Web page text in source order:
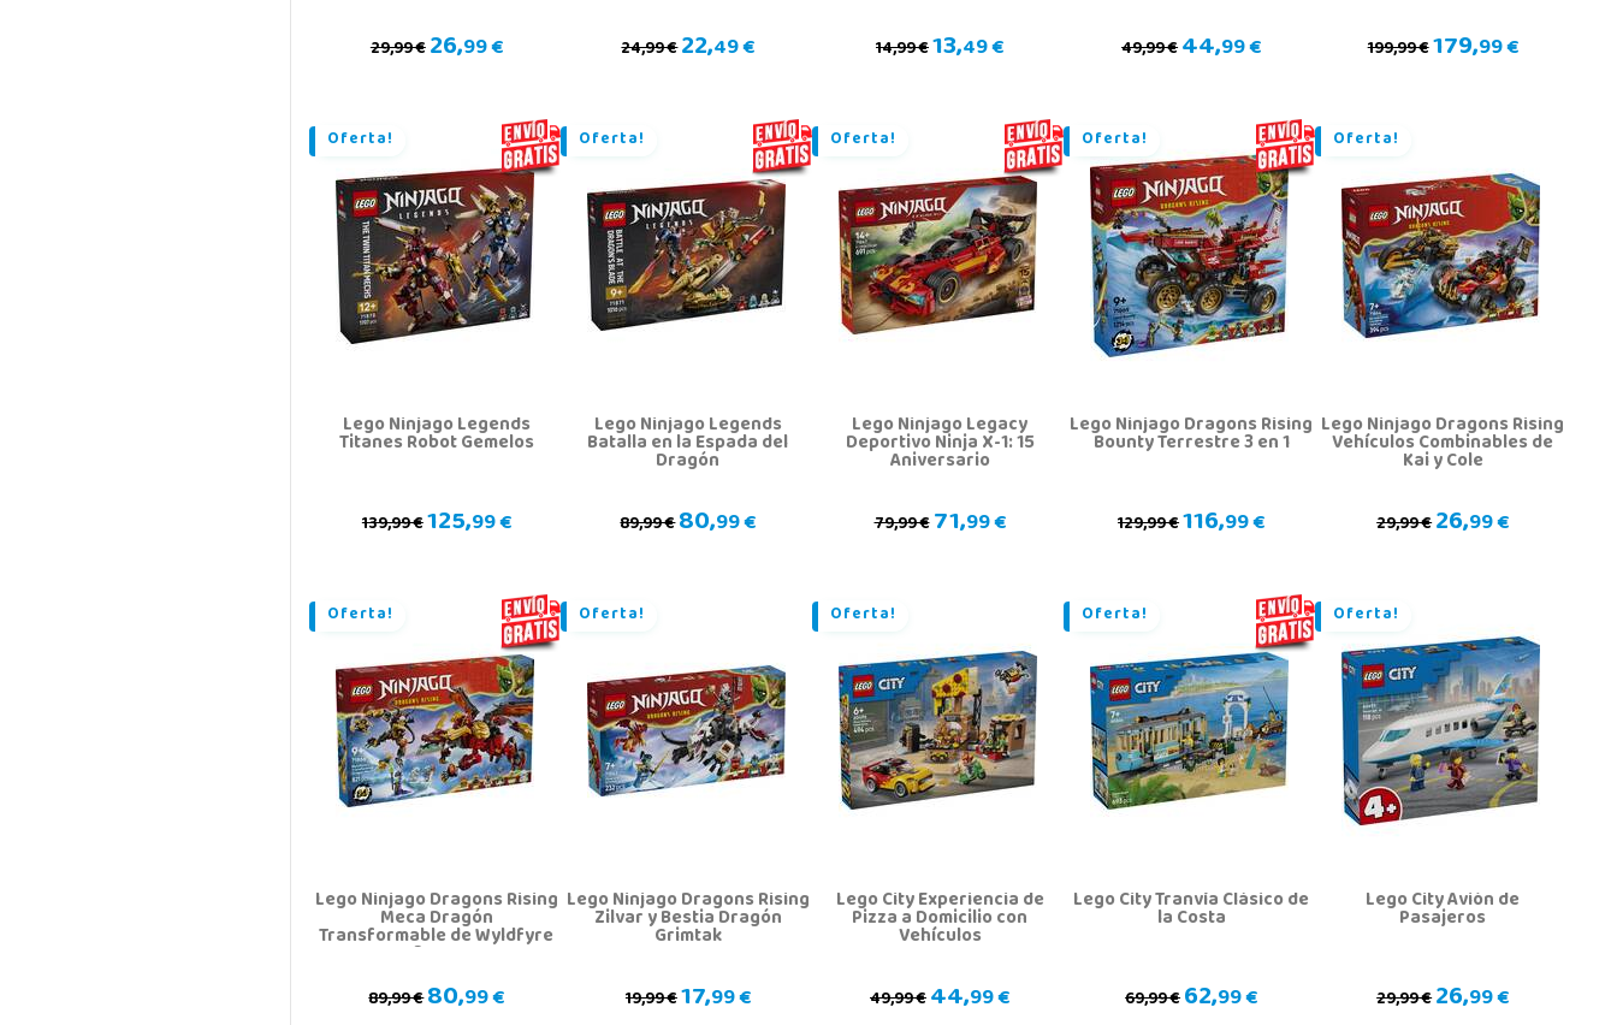
29,99 €26,99 € 24,99 €22,49 € 14,99 €13,49 € 49,99 €44,99 € 199,99 €179,99 €
Oferta!
Lego Ninjago Legends
Titanes Robot Gemelos
139,99 €125,99 €
Oferta!
Lego Ninjago Legends
Batalla en la Espada del
Dragón
89,99 €80,99 €
Oferta!
Lego Ninjago Legacy
Deportivo Ninja X-1: 15
Aniversario
79,99 €71,99 €
Oferta!
Lego Ninjago Dragons Rising
Bounty Terrestre 3 en 1
129,99 €116,99 €
Oferta!
Lego Ninjago Dragons Rising
Vehículos Combinables de
Kai y Cole
29,99 €26,99 €
Oferta!
Lego Ninjago Dragons Rising
Meca Dragón
Transformable de Wyldfyre
2 en 1
89,99 €80,99 €
Oferta!
Lego Ninjago Dragons Rising
Zilvar y Bestia Dragón
Grimtak
19,99 €17,99 €
Oferta!
Lego City Experiencia de
Pizza a Domicilio con
Vehículos
49,99 €44,99 €
Oferta!
Lego City Tranvía Clásico de
la Costa
69,99 €62,99 €
Oferta!
Lego City Avión de
Pasajeros
29,99 €26,99 €